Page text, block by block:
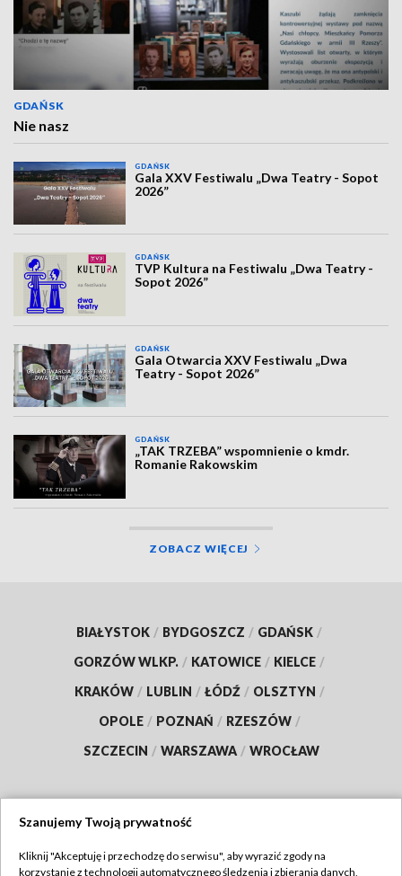
GDAŃSK
Nie nasz
GDAŃSK
Gala XXV Festiwalu „Dwa Teatry - Sopot
2026”
GDAŃSK
TVP Kultura na Festiwalu „Dwa Teatry -
Sopot 2026”
GDAŃSK
Gala Otwarcia XXV Festiwalu „Dwa
Teatry - Sopot 2026”
GDAŃSK
„TAK TRZEBA” wspomnienie o kmdr.
Romanie Rakowskim
ZOBACZ WIĘCEJ
BIAŁYSTOK / BYDGOSZCZ / GDAŃSK /
GORZÓW WLKP. / KATOWICE / KIELCE /
KRAKÓW / LUBLIN / ŁÓDŹ / OLSZTYN /
OPOLE / POZNAŃ / RZESZÓW /
SZCZECIN / WARSZAWA / WROCŁAW
Szanujemy Twoją prywatność
Kliknij "Akceptuję i przechodzę do serwisu", aby wyrazić zgody na
korzystanie z technologii automatycznego śledzenia i zbierania danych,